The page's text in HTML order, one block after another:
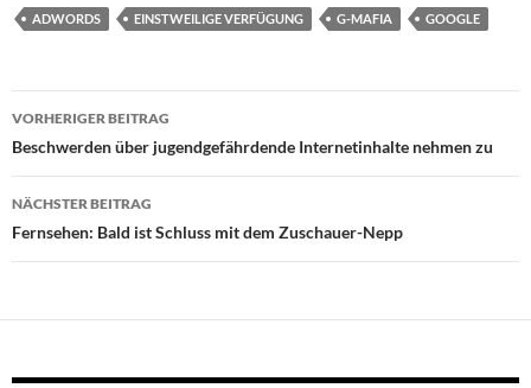
ADWORDS EINSTWEILIGE VERFÜGUNG G-MAFIA GOOGLE
Beitragsnavigation
VORHERIGER BEITRAG
Beschwerden über jugendgefährdende Internetinhalte nehmen zu
NÄCHSTER BEITRAG
Fernsehen: Bald ist Schluss mit dem Zuschauer-Nepp